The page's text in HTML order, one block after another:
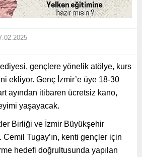
gençlere yönelik atölye, kurs
ekliyor. Genç İzmir’e üye 18-30
ayından itibaren ücretsiz kano,
yaşayacak.
Birliği ve İzmir Büyükşehir
Cemil Tugay’ın, kenti gençler için
hedefi doğrultusunda yapılan